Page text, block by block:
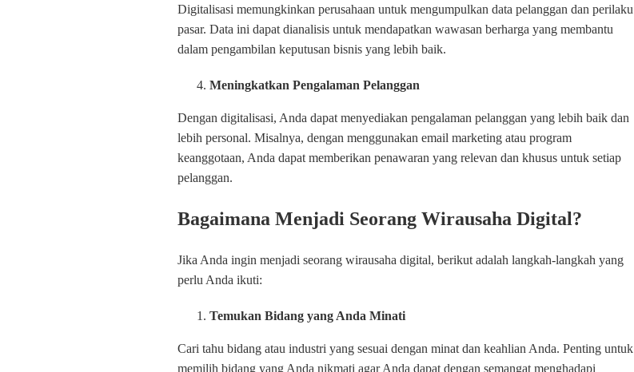
Digitalisasi memungkinkan perusahaan untuk mengumpulkan data pelanggan dan perilaku
pasar. Data ini dapat dianalisis untuk mendapatkan wawasan berharga yang membantu
dalam pengambilan keputusan bisnis yang lebih baik.
Meningkatkan Pengalaman Pelanggan
Dengan digitalisasi, Anda dapat menyediakan pengalaman pelanggan yang lebih baik dan
lebih personal. Misalnya, dengan menggunakan email marketing atau program
keanggotaan, Anda dapat memberikan penawaran yang relevan dan khusus untuk setiap
pelanggan.
Bagaimana Menjadi Seorang Wirausaha Digital?
Jika Anda ingin menjadi seorang wirausaha digital, berikut adalah langkah-langkah yang
perlu Anda ikuti:
Temukan Bidang yang Anda Minati
Cari tahu bidang atau industri yang sesuai dengan minat dan keahlian Anda. Penting untuk
memilih bidang yang Anda nikmati agar Anda dapat dengan semangat menghadapi